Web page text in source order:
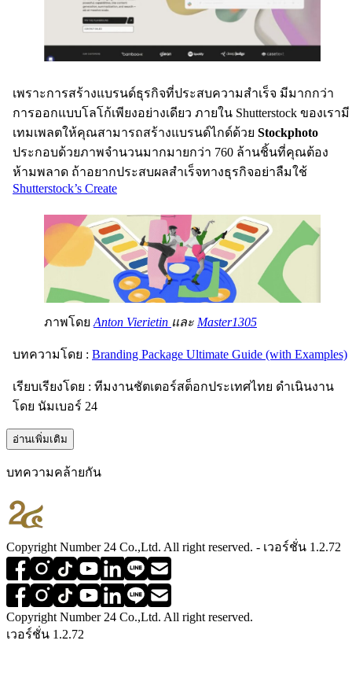
เพราะการสร้างแบรนด์ธุรกิจที่ประสบความสำเร็จ มีมากกว่า
การออกแบบโลโก้เพียงอย่างเดียว ภายใน Shutterstock ของเรามี
เทมเพลตให้คุณสามารถสร้างแบรนด์ไกด์ด้วย Stockphoto
ประกอบด้วยภาพจำนวนมากมายกว่า 760 ล้านชิ้นที่คุณต้อง
ห้ามพลาด ถ้าอยากประสบผลสำเร็จทางธุรกิจอย่าลืมใช้
Shutterstock’s Create
ภาพโดย Anton Vierietin และ Master1305
บทความโดย : Branding Package Ultimate Guide (with Examples)
เรียบเรียงโดย : ทีมงานชัตเตอร์สต็อกประเทศไทย ดำเนินงาน
โดย นัมเบอร์ 24
อ่านเพิ่มเติม
บทความคล้ายกัน
Copyright Number 24 Co.,Ltd. All right reserved. - เวอร์ชั่น 1.2.72
Copyright Number 24 Co.,Ltd. All right reserved.
เวอร์ชั่น 1.2.72